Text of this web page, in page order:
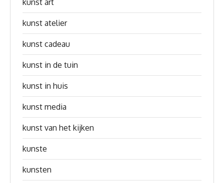
kunst atelier
kunst cadeau
kunst in de tuin
kunst in huis
kunst media
kunst van het kijken
kunste
kunsten